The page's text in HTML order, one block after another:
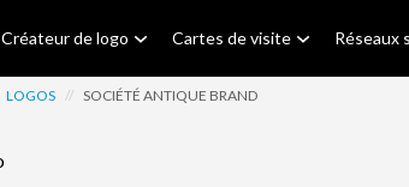
Créateur de logo Cartes de visite Réseaux
LOGOS // SOCIÉTÉ ANTIQUE BRAND